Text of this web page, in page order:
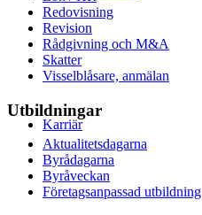
Karriär
Redovisning
Revision
Rådgivning och M&A
Skatter
Visselblåsare, anmälan
Utbildningar
Aktualitetsdagarna
Byrådagarna
Byråveckan
Företagsanpassad utbildning